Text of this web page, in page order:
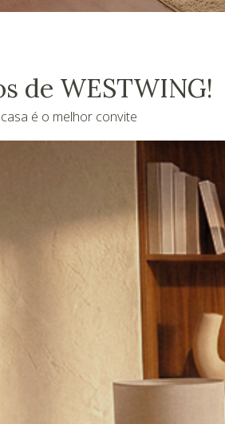
de WESTWING!
é o melhor convite